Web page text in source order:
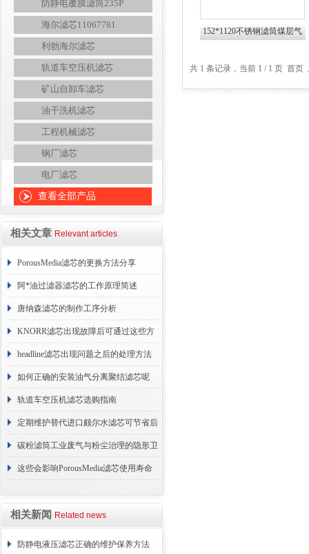
防静电覆膜滤筒235P
海尔滤芯11067781
利勃海尔滤芯
轨道车空压机滤芯
矿山自卸车滤芯
油干洗机滤芯
工程机械滤芯
钢厂滤芯
电厂滤芯
查看全部产品
相关文章 Relevant articles
PorousMedia滤芯的更换方法分享
阿*油过滤器滤芯的工作原理简述
唐纳森滤芯的制作工序分析
KNORR滤芯出现故障后可通过这些方
法解决
headline滤芯出现问题之后的处理方法
分享
如何正确的安装油气分离聚结滤芯呢
轨道车空压机滤芯选购指南
定期维护替代进口颇尔水滤芯可节省后
续更换成本
碳粉滤筒工业废气与粉尘治理的隐形卫
士
这些会影响PorousMedia滤芯使用寿命
相关新闻 Related news
防静电液压滤芯正确的维护保养方法
152*1120不锈钢滤筒煤层气
共 1 条记录，当前 1 / 1 页 首